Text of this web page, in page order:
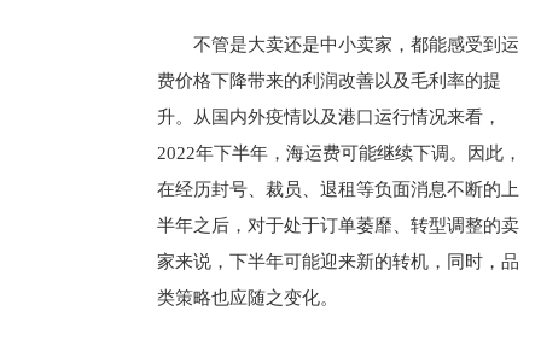
不管是大卖还是中小卖家，都能感受到运
费价格下降带来的利润改善以及毛利率的提
升。从国内外疫情以及港口运行情况来看，
2022年下半年，海运费可能继续下调。因此，
在经历封号、裁员、退租等负面消息不断的上
半年之后，对于处于订单萎靡、转型调整的卖
家来说，下半年可能迎来新的转机，同时，品
类策略也应随之变化。